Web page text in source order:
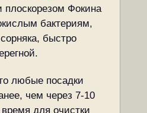
плоскорезом Фокина
бактериям,
быстро
любые посадки
чем через 7-10
для очистки